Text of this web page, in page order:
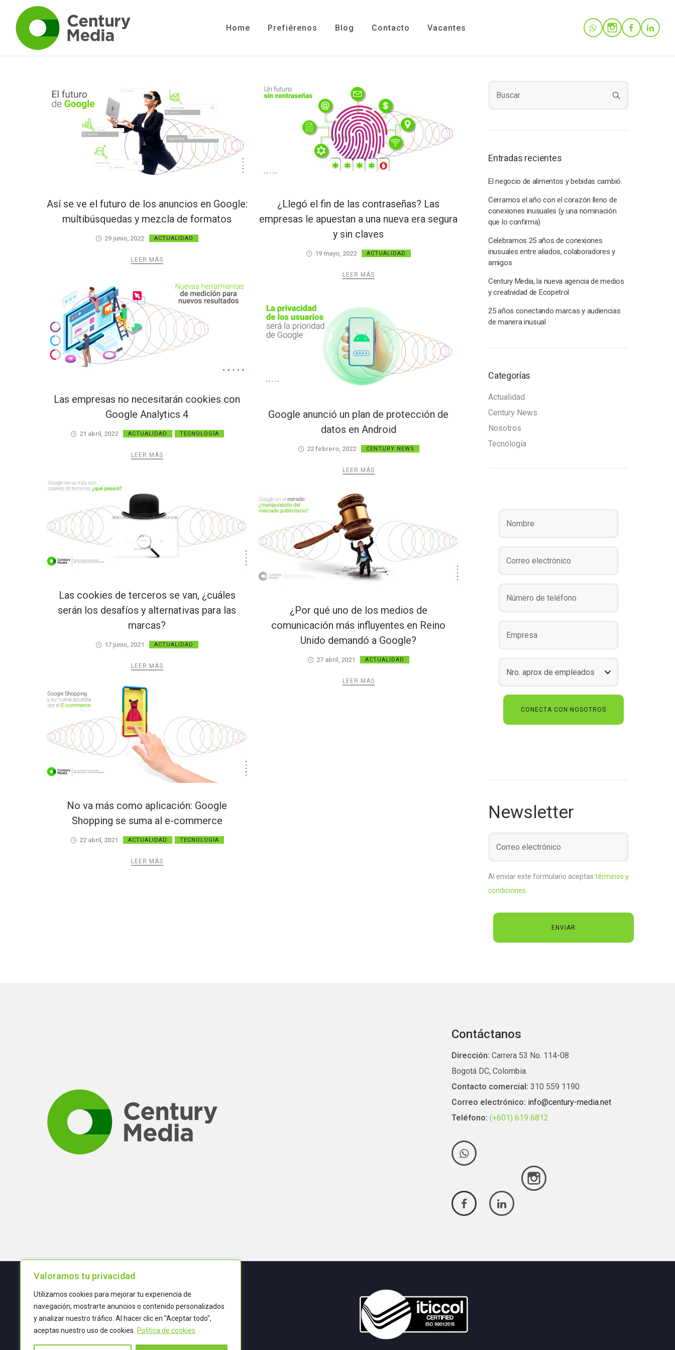
Valoramos tu privacidad
Utilizamos cookies para mejorar tu experiencia de
navegación, mostrarte anuncios o contenido personalizados
y analizar nuestro tráfico. Al hacer clic en "Aceptar todo",
aceptas nuestro uso de cookies.
Política de cookies
Home Prefiérenos Blog Contacto Vacantes
Así se ve el futuro de los anuncios en Google:
multibúsquedas y mezcla de formatos
29 junio, 2022 ACTUALIDAD
LEER MÁS
¿Llegó el fin de las contraseñas? Las
empresas le apuestan a una nueva era segura
y sin claves
19 mayo, 2022 ACTUALIDAD
LEER MÁS
Las empresas no necesitarán cookies con
Google Analytics 4
21 abril, 2022 ACTUALIDAD TECNOLOGÍA
LEER MÁS
Google anunció un plan de protección de
datos en Android
22 febrero, 2022 CENTURY NEWS
LEER MÁS
Las cookies de terceros se van, ¿cuáles
serán los desafíos y alternativas para las
marcas?
17 junio, 2021 ACTUALIDAD
LEER MÁS
¿Por qué uno de los medios de
comunicación más influyentes en Reino
Unido demandó a Google?
27 abril, 2021 ACTUALIDAD
LEER MÁS
No va más como aplicación: Google
Shopping se suma al e-commerce
22 abril, 2021 ACTUALIDAD TECNOLOGÍA
LEER MÁS
Entradas recientes
El negocio de alimentos y bebidas cambió.
Cerramos el año con el corazón lleno de
conexiones inusuales (y una nominación
que lo confirma)
Celebramos 25 años de conexiones
inusuales entre aliados, colaboradores y
amigos
Century Media, la nueva agencia de medios
y creatividad de Ecopetrol
25 años conectando marcas y audiencias
de manera inusual
Categorías
Actualidad
Century News
Nosotros
Tecnología
Newsletter
Al enviar este formulario aceptas términos y
condiciones
Contáctanos
Dirección: Carrera 53 No. 114-08
Bogotá DC, Colombia.
Contacto comercial: 310 559 1190
Correo electrónico: info@century-media.net
Teléfono: (+601) 619 6812
Términos y condiciones
POLÍTICA DE CALIDAD
TRATAMIENTO DE DATOS